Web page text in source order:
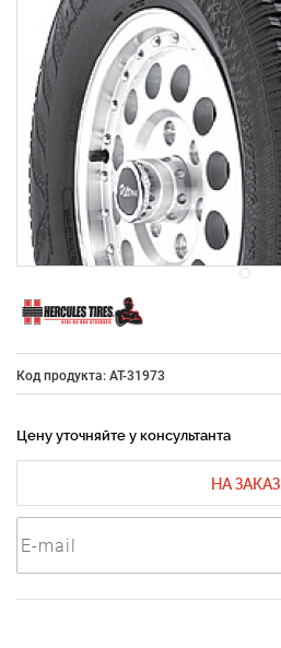
Код продукта: AT-31973
Цену уточняйте у консультанта
НА ЗАКАЗ